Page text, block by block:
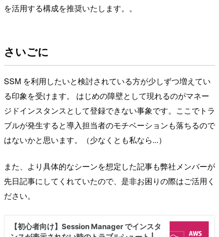
を活用する構成を推奨いたします。。
さいごに
SSM を利用したいと検討されている方が少しずつ増えてい
る印象を受けます。 はじめの障壁として現れるのがマネー
ジドインスタンスとして登録できない事象です。ここでトラ
ブルが発生すると導入担当者のモチベーションも落ちるので
はないかと思います。（少なくとも私なら...）
また、より具体的なシーンを想定した記事も弊社メンバーが
先日記事にしてくれていたので、是非お困りの際はご活用く
ださい。